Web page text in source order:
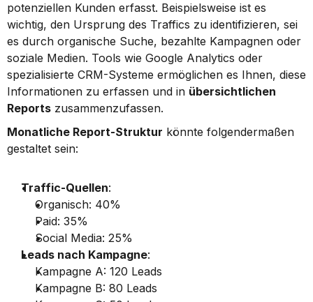
potenziellen Kunden erfasst. Beispielsweise ist es
wichtig, den Ursprung des Traffics zu identifizieren, sei
es durch organische Suche, bezahlte Kampagnen oder
soziale Medien. Tools wie Google Analytics oder
spezialisierte CRM-Systeme ermöglichen es Ihnen, diese
Informationen zu erfassen und in übersichtlichen
Reports zusammenzufassen.
Monatliche Report-Struktur könnte folgendermaßen
gestaltet sein:
Traffic-Quellen:
Organisch: 40%
Paid: 35%
Social Media: 25%
Leads nach Kampagne:
Kampagne A: 120 Leads
Kampagne B: 80 Leads